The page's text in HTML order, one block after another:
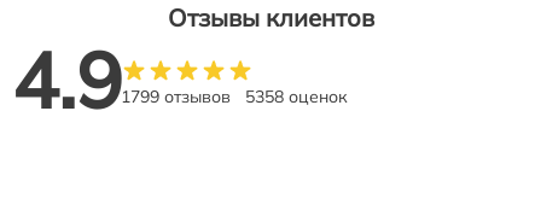
Отзывы клиентов
4.91799 отзывов 5358 оценок